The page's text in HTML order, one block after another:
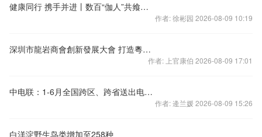
健康同行 携手并进丨数百“伽人”共飨瑜伽盛宴
作者: 徐彬园 2026-08-09 10:19
深圳市龍岩商會創新發展大會 打造粵港澳大灣區經貿合作平臺
作者: 上官康伯 2026-08-09 17:01
中电联：1-6月全国跨区、跨省送出电量同比增长
作者: 逄兰媛 2026-08-09 15:26
白洋淀野生鸟类增加至258种